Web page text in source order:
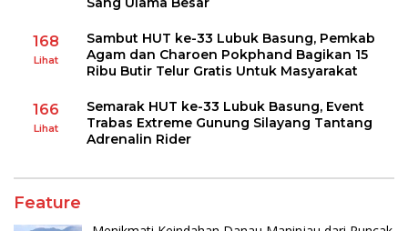
168
Lihat
Sambut HUT ke-33 Lubuk Basung, Pemkab
Agam dan Charoen Pokphand Bagikan 15
Ribu Butir Telur Gratis Untuk Masyarakat
166
Lihat
Semarak HUT ke-33 Lubuk Basung, Event
Trabas Extreme Gunung Silayang Tantang
Adrenalin Rider
Feature